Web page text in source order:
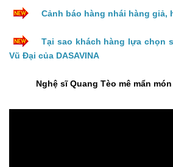
Cảnh báo hàng nhái hàng giả,
Tại sao khách hàng lựa chọn
Vũ Đại của DASAVINA
Nghệ sĩ Quang Tèo mê mẩn